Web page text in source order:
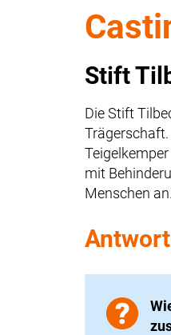
Stift
Die Stift
mit
Menschen an.